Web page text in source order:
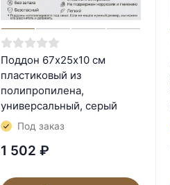
Поддон 67х25х10 см
пластиковый из
полипропилена,
универсальный, серый
Под заказ
1 502 ₽